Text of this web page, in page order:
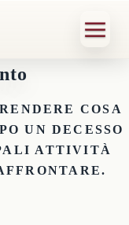
COSA
UN DECESSO
ATTIVITÀ